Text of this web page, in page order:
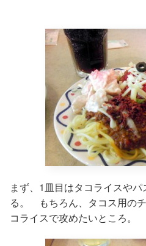
まず、1皿目はタコライスや
る。 もちろん、タコス用の
コライスで攻めたいところ。